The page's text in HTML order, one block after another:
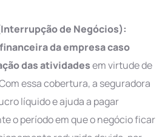
de Negócios):
da empresa caso
das atividadesem virtude de
essa cobertura, a seguradora
líquido e ajuda a pagar
o período em que o negócio ficar